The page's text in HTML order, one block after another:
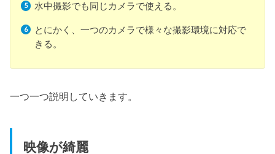
水中撮影でも同じカメラで使える。
とにかく、一つのカメラで様々な撮影環境に対応で
きる。
一つ一つ説明していきます。
映像が綺麗